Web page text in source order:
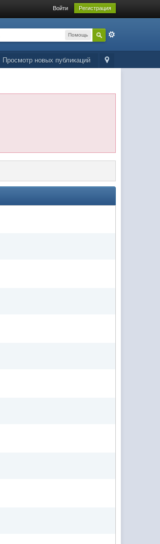
Войти Регистрация
Помощь
Просмотр новых публикаций